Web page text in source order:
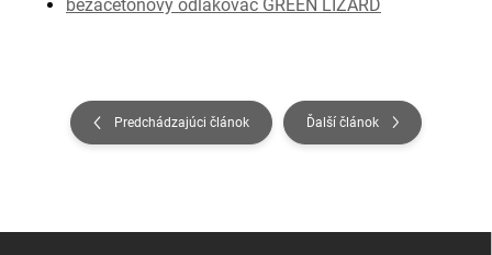
bezacetónový odlakovač GREEN LIZARD
Predchádzajúci článok Ďalší článok